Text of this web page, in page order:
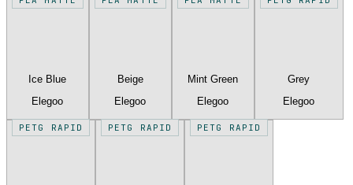
Ice Blue
Elegoo
Beige
Elegoo
Mint Green
Elegoo
Grey
Elegoo
PETG RAPID PETG RAPID PETG RAPID